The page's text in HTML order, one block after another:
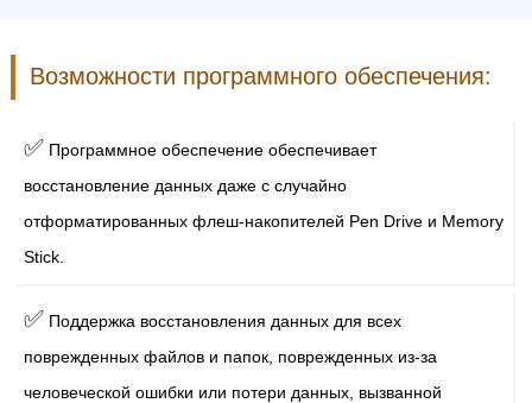
Возможности программного обеспечения:
✅ Программное обеспечение обеспечивает
восстановление данных даже с случайно
отформатированных флеш-накопителей Pen Drive и Memory
Stick.
✅ Поддержка восстановления данных для всех
поврежденных файлов и папок, поврежденных из-за
человеческой ошибки или потери данных, вызванной